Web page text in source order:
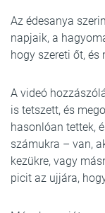
Az édesanya
napjaik, a
hogy szereti őt, és
A videó
is tetszett, és
hasonlóan tettek,
számukra – van,
kezükre, vagy
picit az ujjára,